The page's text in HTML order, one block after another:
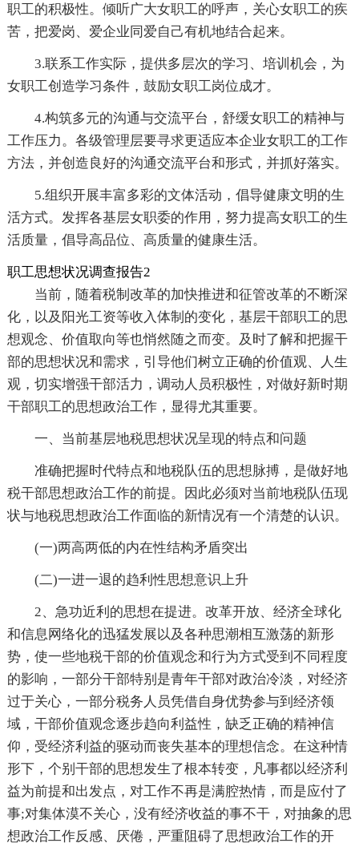
职工的积极性。倾听广大女职工的呼声，关心女职工的疾
苦，把爱岗、爱企业同爱自己有机地结合起来。
3.联系工作实际，提供多层次的学习、培训机会，为
女职工创造学习条件，鼓励女职工岗位成才。
4.构筑多元的沟通与交流平台，舒缓女职工的精神与
工作压力。各级管理层要寻求更适应本企业女职工的工作
方法，并创造良好的沟通交流平台和形式，并抓好落实。
5.组织开展丰富多彩的文体活动，倡导健康文明的生
活方式。发挥各基层女职委的作用，努力提高女职工的生
活质量，倡导高品位、高质量的健康生活。
职工思想状况调查报告2
当前，随着税制改革的加快推进和征管改革的不断深
化，以及阳光工资等收入体制的变化，基层干部职工的思
想观念、价值取向等也悄然随之而变。及时了解和把握干
部的思想状况和需求，引导他们树立正确的价值观、人生
观，切实增强干部活力，调动人员积极性，对做好新时期
干部职工的思想政治工作，显得尤其重要。
一、当前基层地税思想状况呈现的特点和问题
准确把握时代特点和地税队伍的思想脉搏，是做好地
税干部思想政治工作的前提。因此必须对当前地税队伍现
状与地税思想政治工作面临的新情况有一个清楚的认识。
(一)两高两低的内在性结构矛盾突出
(二)一进一退的趋利性思想意识上升
2、急功近利的思想在提进。改革开放、经济全球化
和信息网络化的迅猛发展以及各种思潮相互激荡的新形
势，使一些地税干部的价值观念和行为方式受到不同程度
的影响，一部分干部特别是青年干部对政治冷淡，对经济
过于关心，一部分税务人员凭借自身优势参与到经济领
域，干部价值观念逐步趋向利益性，缺乏正确的精神信
仰，受经济利益的驱动而丧失基本的理想信念。在这种情
形下，个别干部的思想发生了根本转变，凡事都以经济利
益为前提和出发点，对工作不再是满腔热情，而是应付了
事;对集体漠不关心，没有经济收益的事不干，对抽象的思
想政治工作反感、厌倦，严重阻碍了思想政治工作的开